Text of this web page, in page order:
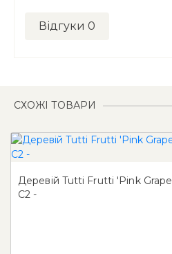
Відгуки 0
СХОЖІ ТОВАРИ
Деревій Tutti Frutti 'Pink
С2 -